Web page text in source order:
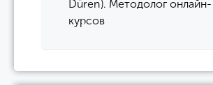
Düren). Методолог онлайн-
курсов